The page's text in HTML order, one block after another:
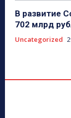
В развитие
702 млрд
Uncategorized